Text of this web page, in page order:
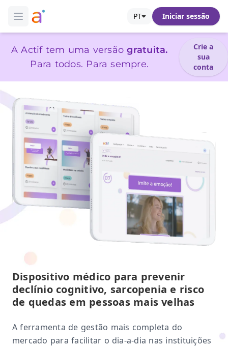
Open main menu
Actif PT Iniciar sessão
A Actif tem uma versão gratuita.
Para todos. Para sempre.
Crie a
sua
conta
Dispositivo médico para prevenir
declínio cognitivo, sarcopenia e risco
de quedas em pessoas mais velhas
A ferramenta de gestão mais completa do
mercado para facilitar o dia-a-dia nas instituições